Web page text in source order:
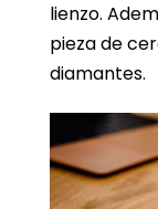
lienzo.
pieza de
diamantes.